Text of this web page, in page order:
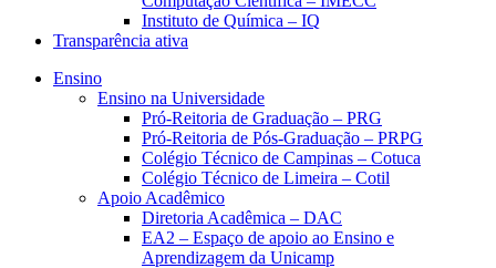
Instituto de Química – IQ
Transparência ativa
Ensino
Ensino na Universidade
Pró-Reitoria de Graduação – PRG
Pró-Reitoria de Pós-Graduação – PRPG
Colégio Técnico de Campinas – Cotuca
Colégio Técnico de Limeira – Cotil
Apoio Acadêmico
Diretoria Acadêmica – DAC
EA2 – Espaço de apoio ao Ensino e
Aprendizagem da Unicamp